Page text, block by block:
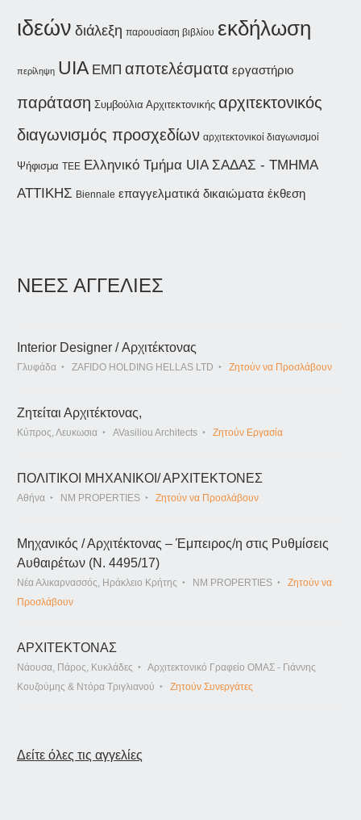
ιδεών διάλεξη παρουσίαση βιβλίου εκδήλωση
περίληψη UIA ΕΜΠ αποτελέσματα εργαστήριο
παράταση Συμβούλια Αρχιτεκτονικής αρχιτεκτονικός
διαγωνισμός προσχεδίων αρχιτεκτονικοί διαγωνισμοί
Ψήφισμα ΤΕΕ Ελληνικό Τμήμα UIA ΣΑΔΑΣ - ΤΜΗΜΑ
ΑΤΤΙΚΗΣ Biennale επαγγελματικά δικαιώματα έκθεση
ΝΕΕΣ ΑΓΓΕΛΙΕΣ
Interior Designer / Αρχιτέκτονας
Γλυφάδα ZAFIDO HOLDING HELLAS LTD Ζητούν να Προσλάβουν
Ζητείται Αρχιτέκτονας,
Κύπρος, Λευκωσια AVasiliou Architects Ζητούν Εργασία
ΠΟΛΙΤΙΚΟΙ ΜΗΧΑΝΙΚΟΙ/ ΑΡΧΙΤΕΚΤΟΝΕΣ
Αθήνα NM PROPERTIES Ζητούν να Προσλάβουν
Μηχανικός / Αρχιτέκτονας – Έμπειρος/η στις Ρυθμίσεις
Αυθαιρέτων (Ν. 4495/17)
Νέα Αλικαρνασσός, Ηράκλειο Κρήτης NM PROPERTIES
Ζητούν να
Προσλάβουν
ΑΡΧΙΤΕΚΤΟΝΑΣ
Νάουσα, Πάρος, Κυκλάδες
Αρχιτεκτονικό Γραφείο ΟΜΑΣ - Γιάννης
Κουζούμης & Ντόρα Τριγλιανού
Ζητούν Συνεργάτες
Δείτε όλες τις αγγελίες